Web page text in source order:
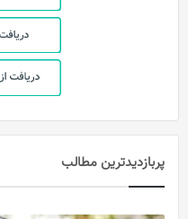
پربازدیدترین مطالب